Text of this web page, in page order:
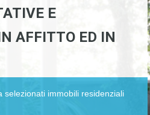
E
AFFITTO ED IN
selezionati immobili residenziali